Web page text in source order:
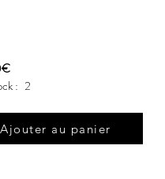
: 2
Ajouter au panier